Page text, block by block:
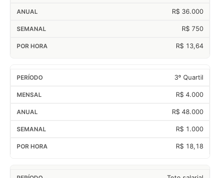
R$ 36.000
R$ 750
R$ 13,64
3º Quartil
R$ 4.000
R$ 48.000
R$ 1.000
R$ 18,18